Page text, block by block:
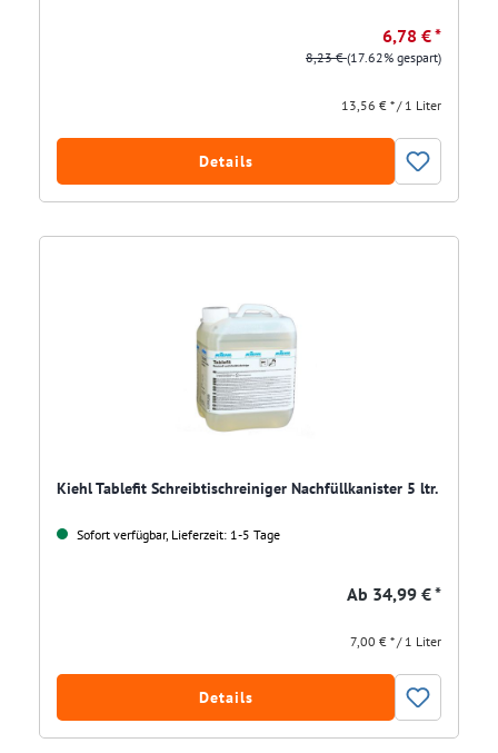
6,78 € *
8,23 €(17.62% gespart)
13,56 € * / 1 Liter
Details
Kiehl Tablefit Schreibtischreiniger Nachfüllkanister 5 ltr.
Sofort verfügbar, Lieferzeit: 1-5 Tage
Ab 34,99 € *
7,00 € * / 1 Liter
Details